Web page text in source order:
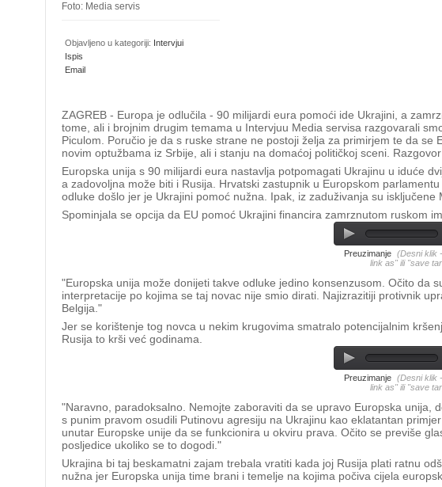
Foto: Media servis
Objavljeno u kategoriji: Intervjui
Ispis
Email
ZAGREB - Europa je odlučila - 90 milijardi eura pomoći ide Ukrajini, a
tome, ali i brojnim drugim temama u Intervjuu Media servisa razgovarali
Piculom. Poručio je da s ruske strane ne postoji želja za primirjem te da
novim optužbama iz Srbije, ali i stanju na domaćoj političkoj sceni.
Europska unija s 90 milijardi eura nastavlja potpomagati Ukrajinu u iduće
a zadovoljna može biti i Rusija. Hrvatski zastupnik u Europskom
odluke došlo jer je Ukrajini pomoć nužna. Ipak, iz zaduživanja su isključene
Spominjala se opcija da EU pomoć Ukrajini financira zamrznutom ruskom
Preuzimanje (Desni klik
link as" ili "save
"Europska unija može donijeti takve odluke jedino konsenzusom. Očito da
interpretacije po kojima se taj novac nije smio dirati. Najizrazitiji protivnik
Belgija."
Jer se korištenje tog novca u nekim krugovima smatralo potencijalnim
Rusija to krši već godinama.
Preuzimanje (Desni klik
link as" ili "save
"Naravno, paradoksalno. Nemojte zaboraviti da se upravo Europska
s punim pravom osudili Putinovu agresiju na Ukrajinu kao eklatantan
unutar Europske unije da se funkcionira u okviru prava. Očito se previše
posljedice ukoliko se to dogodi."
Ukrajina bi taj beskamatni zajam trebala vratiti kada joj Rusija plati ratnu
nužna jer Europska unija time brani i temelje na kojima počiva cijela